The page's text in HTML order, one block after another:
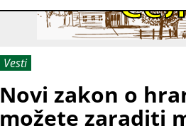
Vesti
Novi zakon o
možete zaraditi